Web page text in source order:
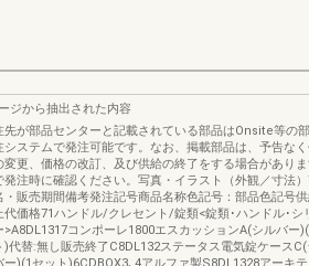
ジから抽出された内容
先が部品センターと記載されている部品はOnsite等の
システムで発注可能です。なお、掲載部品は、予告な
変更、価格の改訂、及び供給の終了をする場合がありま
発注時に確認ください。写真・イラスト（外観／寸法
・販売期間備考発注記号商品名称色記号：部品色記号
代価格71ハンドル/クレセント/錠類<錠類･ハンドル･シ
>A8DL1317コンポーレ1800エスカッションA(シルバー
)代替:無し販売終了C8DL132ステータス電気錠ケースC(
ー)(1セット)6CDBOX3､4アルファ製S8DL1328アーキテ